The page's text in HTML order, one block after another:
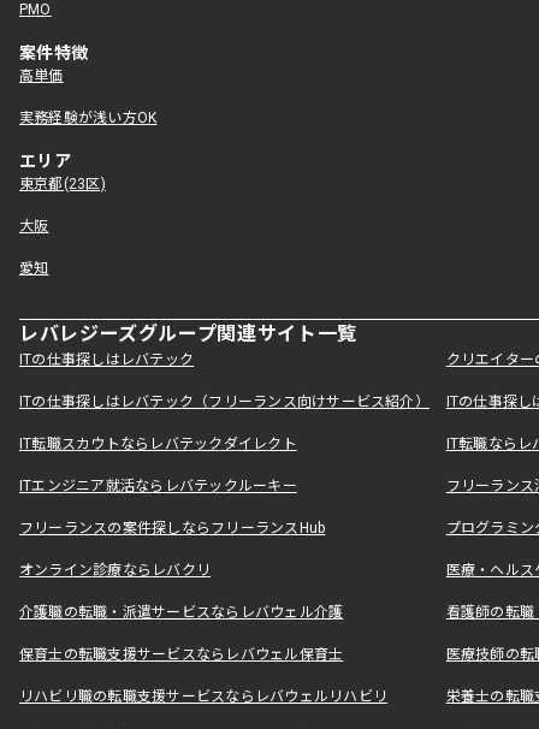
PMO
案件特徴
高単価
実務経験が浅い方OK
エリア
東京都(23区)
大阪
愛知
レバレジーズグループ関連サイト一覧
ITの仕事探しはレバテック クリエイタ
ITの仕事探しはレバテック（フリーランス向けサービス紹介） ITの仕事探
IT転職スカウトならレバテックダイレクト IT転職なら
ITエンジニア就活ならレバテックルーキー フリーラン
フリーランスの案件探しならフリーランスHub プログラミ
オンライン診療ならレバクリ 医療・ヘル
介護職の転職・派遣サービスならレバウェル介護 看護師の転
保育士の転職支援サービスならレバウェル保育士 医療技師の
リハビリ職の転職支援サービスならレバウェルリハビリ 栄養士の転